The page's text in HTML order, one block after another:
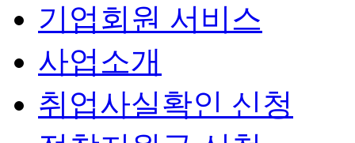
기업회원 서비스
사업소개
취업사실확인 신청